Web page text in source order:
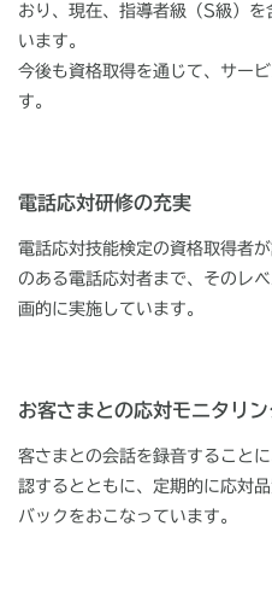
おり、現在、指導者級（S級）
います。
今後も資格取得を通じて、サー
す。
電話応対研修の充実
電話応対技能検定の資格取得者
のある電話応対者まで、そのレ
画的に実施しています。
お客さまとの応対モニタリ
客さまとの会話を録音すること
認するとともに、定期的に応対
バックをおこなっています。